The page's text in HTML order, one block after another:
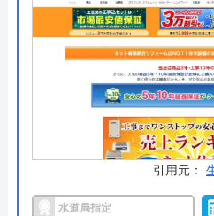
依頼することができます。
公式サ
料金詳細
今すぐ電話で
0120-
受付時間：
引用元：
水道局指定